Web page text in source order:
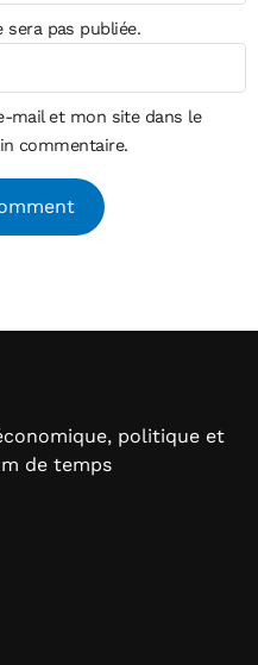
pas publiée.
mail et mon site dans le
commentaire.
politique et
de temps